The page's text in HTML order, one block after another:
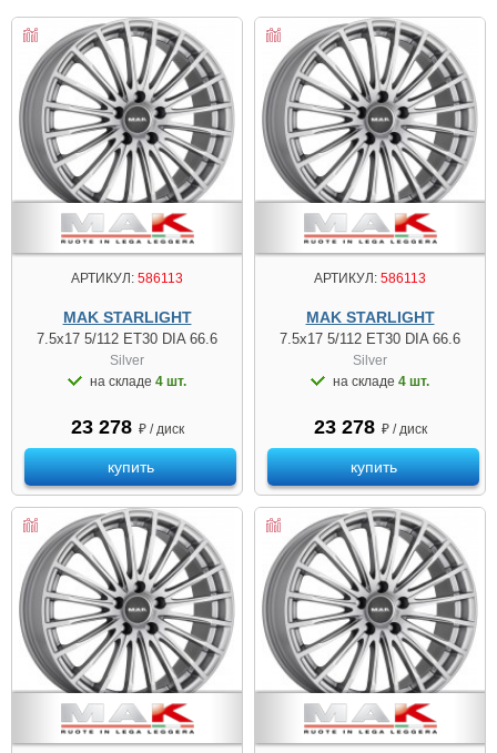
АРТИКУЛ: 586113
MAK STARLIGHT
7.5x17 5/112 ET30 DIA 66.6
Silver
на складе 4 шт.
23 278 ₽ / диск
купить
АРТИКУЛ: 586113
MAK STARLIGHT
7.5x17 5/112 ET30 DIA 66.6
Silver
на складе 4 шт.
23 278 ₽ / диск
купить